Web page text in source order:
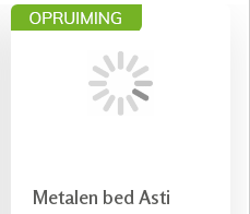
Metalen bed Asti